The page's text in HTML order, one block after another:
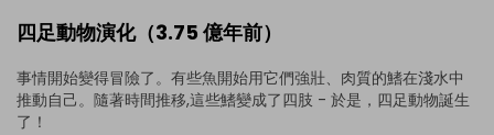
點擊下載並編輯
四足動物演化（3.75 億年前）
事情開始變得冒險了。有些魚開始用它們強壯、肉質的鰭在淺水中
推動自己。隨著時間推移,這些鰭變成了四肢 - 於是，四足動物誕生
了！